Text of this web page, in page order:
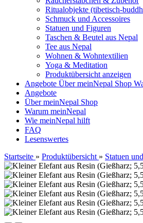
Ritualobjekte (tibetisch-
Schmuck und Accessoires
Statuen und Figuren
Taschen & Beutel aus Nepal
Tee aus Nepal
Wohnen & Wohntextilien
Yoga & Meditation
Produktübersicht anzeigen
Angebote Über meinNepal Shop
Angebote
Über meinNepal Shop
Warum meinNepal
Wie meinNepal hilft
FAQ
Lesenswertes
Startseite » Produktübersicht » Statuen